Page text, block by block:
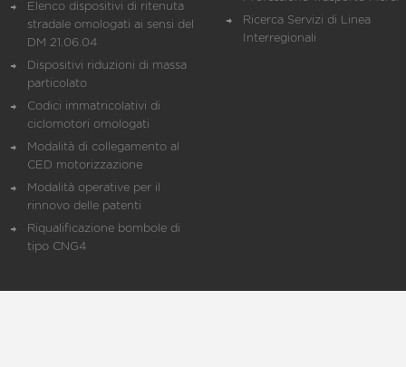
Elenco dispositivi di ritenuta
stradale omologati ai sensi del
DM 21.06.04
Dispositivi riduzioni di massa
particolato
Codici immatricolativi di
ciclomotori omologati
Modalità di collegamento al
CED motorizzazione
Modalità operative per il
rinnovo delle patenti
Riqualificazione bombole di
tipo CNG4
Ricerca Servizi di Linea
Interregionali